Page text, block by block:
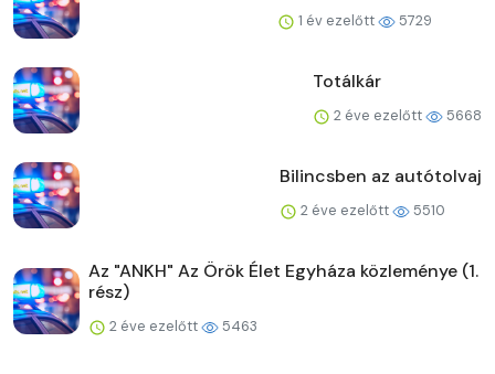
1 év ezelőtt 5729
Totálkár
2 éve ezelőtt 5668
Bilincsben az autótolvaj
2 éve ezelőtt 5510
Az "ANKH" Az Örök Élet Egyháza közleménye (1.
rész)
2 éve ezelőtt 5463